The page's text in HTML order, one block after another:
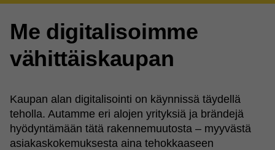
Me digitalisoimme
vähittäiskaupan
Kaupan alan digitalisointi on käynnissä täydellä
teholla. Autamme eri alojen yrityksiä ja brändejä
hyödyntämään tätä rakennemuutosta – myyvästä
asiakaskokemuksesta aina tehokkaaseen